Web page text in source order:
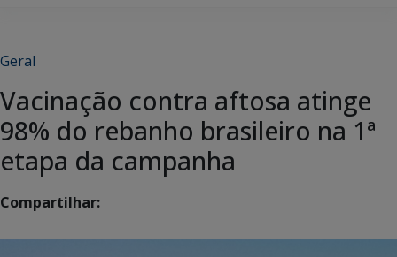
Geral
Vacinação contra aftosa atinge
98% do rebanho brasileiro na 1ª
etapa da campanha
Compartilhar: